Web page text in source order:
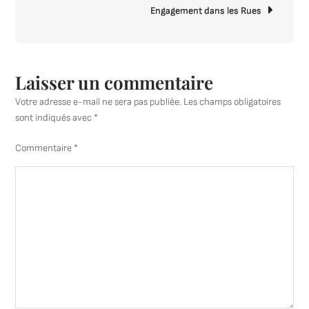
espagnol
Engagement dans les Rues
Laisser un commentaire
Votre adresse e-mail ne sera pas publiée. Les champs obligatoires
sont indiqués avec *
Commentaire *